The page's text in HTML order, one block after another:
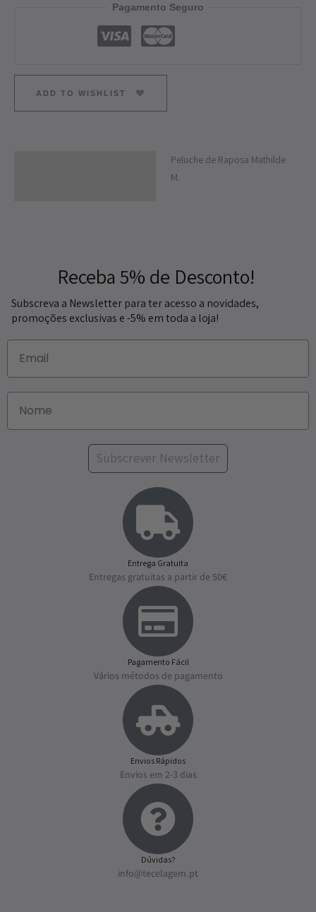
Pagamento Seguro
ADD TO WISHLIST
Peluche de Raposa Mathilde
M.
Receba 5% de Desconto!
Subscreva a Newsletter para ter acesso a novidades,
promoções exclusivas e -5% em toda a loja!
Subscrever Newsletter
Entrega Gratuita
Entregas gratuitas a partir de 50€
Pagamento Fácil
Vários métodos de pagamento
Envios Rápidos
Envios em 2-3 dias
Dúvidas?
info@tecelagem.pt